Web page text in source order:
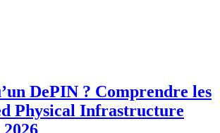
DePIN ? Comprendre les
Physical Infrastructure